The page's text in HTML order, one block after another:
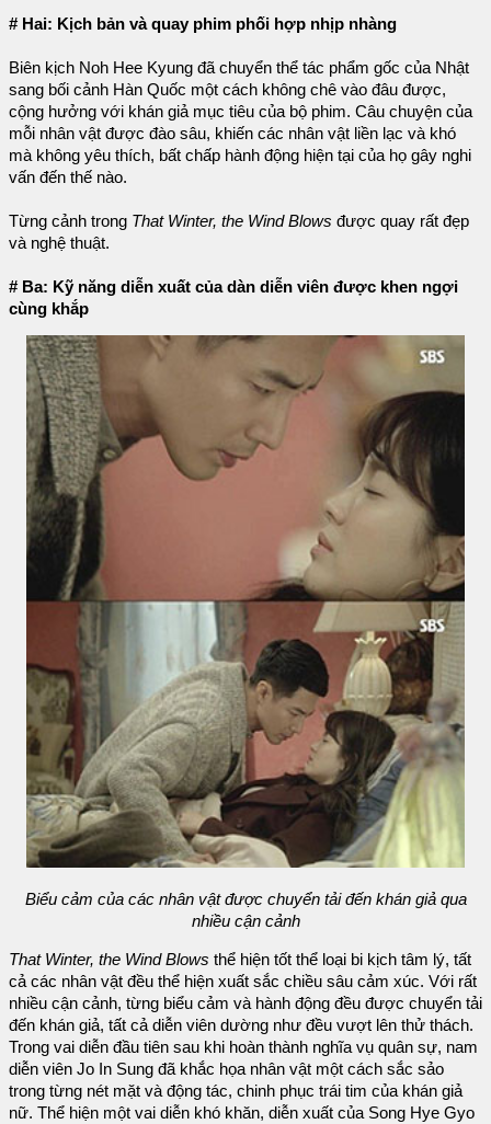
# Hai: Kịch bản và quay phim phối hợp nhịp nhàng
Biên kịch Noh Hee Kyung đã chuyển thể tác phẩm gốc của Nhật
sang bối cảnh Hàn Quốc một cách không chê vào đâu được,
cộng hưởng với khán giả mục tiêu của bộ phim. Câu chuyện của
mỗi nhân vật được đào sâu, khiến các nhân vật liền lạc và khó
mà không yêu thích, bất chấp hành động hiện tại của họ gây nghi
vấn đến thế nào.
Từng cảnh trong That Winter, the Wind Blows được quay rất đẹp
và nghệ thuật.
# Ba: Kỹ năng diễn xuất của dàn diễn viên được khen ngợi
cùng khắp
Biểu cảm của các nhân vật được chuyển tải đến khán giả qua
nhiều cận cảnh
That Winter, the Wind Blows thể hiện tốt thể loại bi kịch tâm lý, tất
cả các nhân vật đều thể hiện xuất sắc chiều sâu cảm xúc. Với rất
nhiều cận cảnh, từng biểu cảm và hành động đều được chuyển tải
đến khán giả, tất cả diễn viên dường như đều vượt lên thử thách.
Trong vai diễn đầu tiên sau khi hoàn thành nghĩa vụ quân sự, nam
diễn viên Jo In Sung đã khắc họa nhân vật một cách sắc sảo
trong từng nét mặt và động tác, chinh phục trái tim của khán giả
nữ. Thể hiện một vai diễn khó khăn, diễn xuất của Song Hye Gyo